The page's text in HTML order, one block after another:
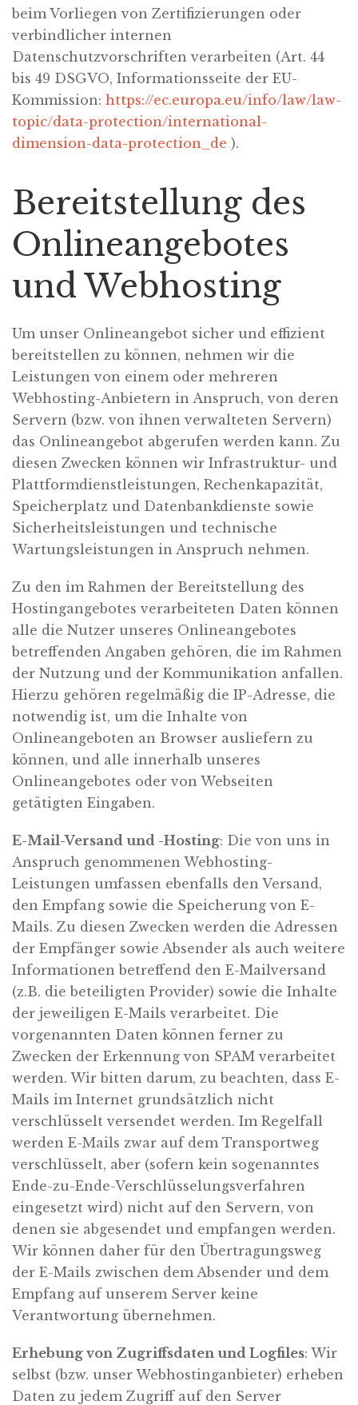
beim Vorliegen von Zertifizierungen oder
verbindlicher internen
Datenschutzvorschriften verarbeiten (Art. 44
bis 49 DSGVO, Informationsseite der EU-
Kommission: https://ec.europa.eu/info/law/law-
topic/data-protection/international-
dimension-data-protection_de ).
Bereitstellung des
Onlineangebotes
und Webhosting
Um unser Onlineangebot sicher und effizient
bereitstellen zu können, nehmen wir die
Leistungen von einem oder mehreren
Webhosting-Anbietern in Anspruch, von deren
Servern (bzw. von ihnen verwalteten Servern)
das Onlineangebot abgerufen werden kann. Zu
diesen Zwecken können wir Infrastruktur- und
Plattformdienstleistungen, Rechenkapazität,
Speicherplatz und Datenbankdienste sowie
Sicherheitsleistungen und technische
Wartungsleistungen in Anspruch nehmen.
Zu den im Rahmen der Bereitstellung des
Hostingangebotes verarbeiteten Daten können
alle die Nutzer unseres Onlineangebotes
betreffenden Angaben gehören, die im Rahmen
der Nutzung und der Kommunikation anfallen.
Hierzu gehören regelmäßig die IP-Adresse, die
notwendig ist, um die Inhalte von
Onlineangeboten an Browser ausliefern zu
können, und alle innerhalb unseres
Onlineangebotes oder von Webseiten
getätigten Eingaben.
E-Mail-Versand und -Hosting: Die von uns in
Anspruch genommenen Webhosting-
Leistungen umfassen ebenfalls den Versand,
den Empfang sowie die Speicherung von E-
Mails. Zu diesen Zwecken werden die Adressen
der Empfänger sowie Absender als auch weitere
Informationen betreffend den E-Mailversand
(z.B. die beteiligten Provider) sowie die Inhalte
der jeweiligen E-Mails verarbeitet. Die
vorgenannten Daten können ferner zu
Zwecken der Erkennung von SPAM verarbeitet
werden. Wir bitten darum, zu beachten, dass E-
Mails im Internet grundsätzlich nicht
verschlüsselt versendet werden. Im Regelfall
werden E-Mails zwar auf dem Transportweg
verschlüsselt, aber (sofern kein sogenanntes
Ende-zu-Ende-Verschlüsselungsverfahren
eingesetzt wird) nicht auf den Servern, von
denen sie abgesendet und empfangen werden.
Wir können daher für den Übertragungsweg
der E-Mails zwischen dem Absender und dem
Empfang auf unserem Server keine
Verantwortung übernehmen.
Erhebung von Zugriffsdaten und Logfiles: Wir
selbst (bzw. unser Webhostinganbieter) erheben
Daten zu jedem Zugriff auf den Server